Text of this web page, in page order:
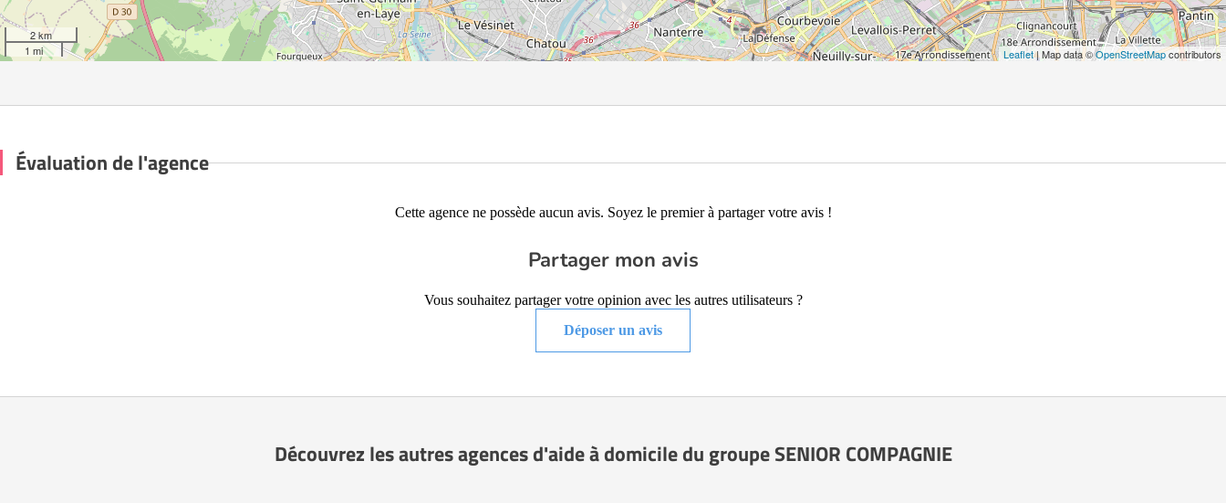
2 km
1 mi
Leaflet| Map data ©OpenStreetMapcontributors
Évaluation de l'agence
Cette agence ne possède aucun avis. Soyez le premier à partager votre avis !
Partager mon avis
Vous souhaitez partager votre opinion avec les autres utilisateurs ?
Déposer un avis
Découvrez les autres agences d'aide à domicile du groupe SENIOR COMPAGNIE